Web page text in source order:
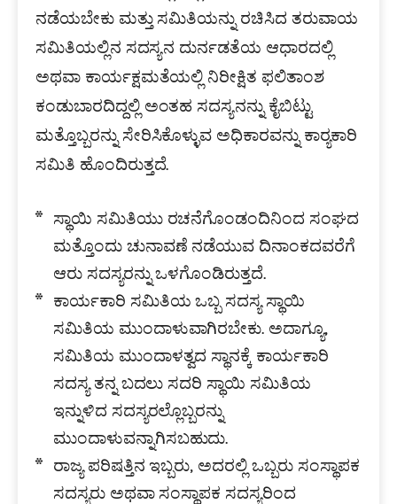
ನಡೆಯಬೇಕು ಮತ್ತು ಸಮಿತಿಯನ್ನು ರಚಿಸಿದ ತರುವಾಯ
ಸಮಿತಿಯಲ್ಲಿನ ಸದಸ್ಯನ ದುರ್ನಡತೆಯ ಆಧಾರದಲ್ಲಿ
ಅಥವಾ ಕಾರ್ಯಕ್ಷಮತೆಯಲ್ಲಿ ನಿರೀಕ್ಷಿತ ಫಲಿತಾಂಶ
ಕಂಡುಬಾರದಿದ್ದಲ್ಲಿ ಅಂತಹ ಸದಸ್ಯನನ್ನು ಕೈಬಿಟ್ಟು
ಮತ್ತೊಬ್ಬರನ್ನು ಸೇರಿಸಿಕೊಳ್ಳುವ ಅಧಿಕಾರವನ್ನು ಕಾರ‍್ಯಕಾರಿ
ಸಮಿತಿ ಹೊಂದಿರುತ್ತದೆ.
ಸ್ಥಾಯಿ ಸಮಿತಿಯು ರಚನೆಗೊಂಡಂದಿನಿಂದ ಸಂಘದ
ಮತ್ತೊಂದು ಚುನಾವಣೆ ನಡೆಯುವ ದಿನಾಂಕದವರೆಗೆ
ಆರು ಸದಸ್ಯರನ್ನು ಒಳಗೊಂಡಿರುತ್ತದೆ.
ಕಾರ್ಯಕಾರಿ ಸಮಿತಿಯ ಒಬ್ಬ ಸದಸ್ಯ ಸ್ಥಾಯಿ
ಸಮಿತಿಯ ಮುಂದಾಳುವಾಗಿರಬೇಕು. ಅದಾಗ್ಯೂ,
ಸಮಿತಿಯ ಮುಂದಾಳತ್ವದ ಸ್ಥಾನಕ್ಕೆ ಕಾರ್ಯಕಾರಿ
ಸದಸ್ಯ ತನ್ನ ಬದಲು ಸದರಿ ಸ್ಥಾಯಿ ಸಮಿತಿಯ
ಇನ್ನುಳಿದ ಸದಸ್ಯರಲ್ಲೊಬ್ಬರನ್ನು
ಮುಂದಾಳುವನ್ನಾಗಿಸಬಹುದು.
ರಾಜ್ಯ ಪರಿಷತ್ತಿನ ಇಬ್ಬರು, ಅದರಲ್ಲಿ ಒಬ್ಬರು ಸಂಸ್ಥಾಪಕ
ಸದಸ್ಯರು ಅಥವಾ ಸಂಸ್ಥಾಪಕ ಸದಸ್ಯರಿಂದ